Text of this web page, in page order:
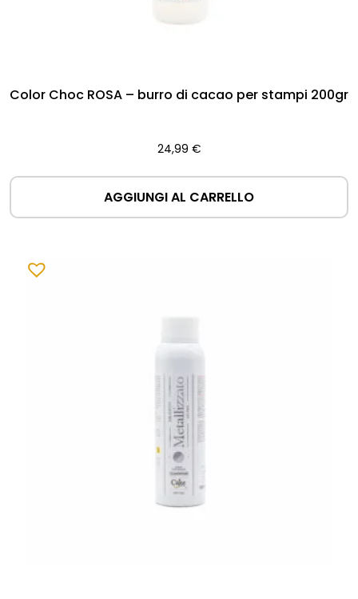
Color Choc ROSA – burro di cacao per stampi 200gr
24,99 €
AGGIUNGI AL CARRELLO